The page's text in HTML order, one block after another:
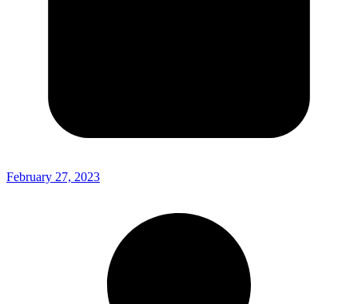
February 27, 2023